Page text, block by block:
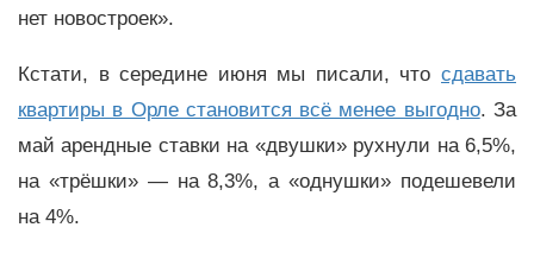
нет новостроек».
Кстати, в середине июня мы писали, что сдавать
квартиры в Орле становится всё менее выгодно. За
май арендные ставки на «двушки» рухнули на 6,5%,
на «трёшки» — на 8,3%, а «однушки» подешевели
на 4%.